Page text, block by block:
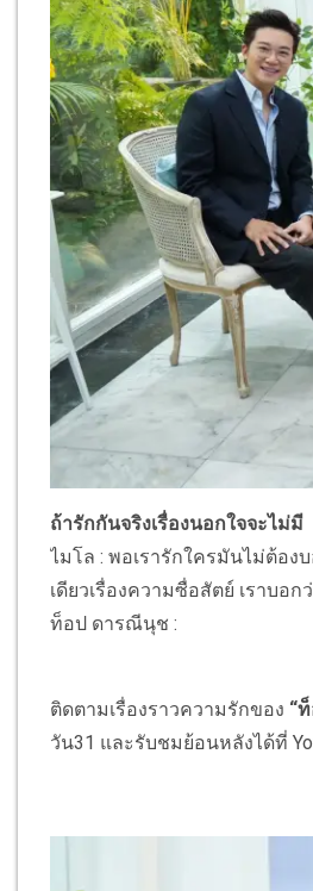
ถ้ารักกันจริงเรื่องนอกใจจะไม่มี
ไมโล : พอเรารักใครมันไม่ต้อง
เดียวเรื่องความซื่อสัตย์ เราบอ
ท็อป ดารณีนุช :
ติดตามเรื่องราวความรักของ “
วัน31 และรับชมย้อนหลังได้ที่